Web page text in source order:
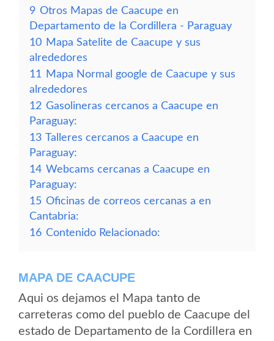
9 Otros Mapas de Caacupe en
Departamento de la Cordillera - Paraguay
10 Mapa Satelite de Caacupe y sus
alrededores
11
Mapa Normal google de Caacupe y sus
alrededores
12 Gasolineras cercanos a Caacupe en
Paraguay:
13 Talleres cercanos a Caacupe en
Paraguay:
14 Webcams cercanas a Caacupe en
Paraguay:
15 Oficinas de correos cercanas a en
Cantabria:
16 Contenido Relacionado:
MAPA DE CAACUPE
Aqui os dejamos el Mapa tanto de
carreteras como del pueblo de Caacupe del
estado de Departamento de la Cordillera en